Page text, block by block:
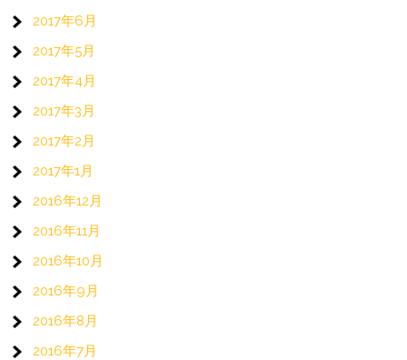
2017年6月
2017年5月
2017年4月
2017年3月
2017年2月
2017年1月
2016年12月
2016年11月
2016年10月
2016年9月
2016年8月
2016年7月